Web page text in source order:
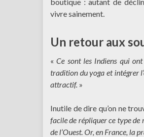
vivre sainement.
Un retour aux
«Ce sont les Indiens qui
tradition du yoga et intégrer
attractif. »
Inutile de dire qu’on ne
facile de répliquer ce type de
de l’Ouest. Or, en France, la